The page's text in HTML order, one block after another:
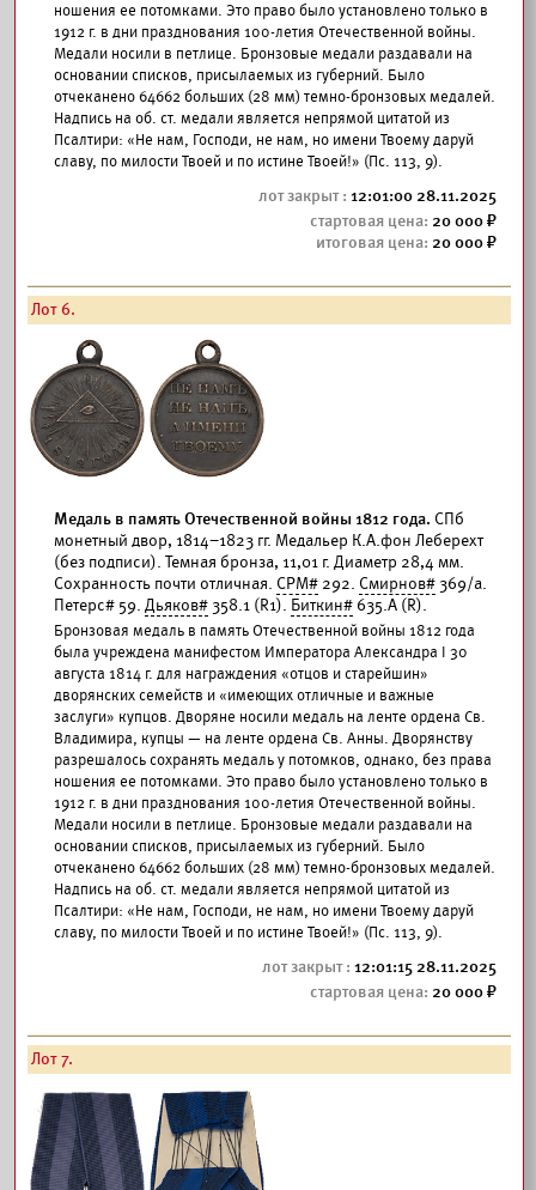
ношения ее потомками. Это право было установлено только в
1912 г. в дни празднования 100-летия Отечественной войны.
Медали носили в петлице. Бронзовые медали раздавали на
основании списков, присылаемых из губерний. Было
отчеканено 64662 больших (28 мм) темно-бронзовых медалей.
Надпись на об. ст. медали является непрямой цитатой из
Псалтири: «Не нам, Господи, не нам, но имени Твоему даруй
славу, по милости Твоей и по истине Твоей!» (Пс. 113, 9).
12:01:00 28.11.2025
20 000
20 000
Лот 6.
Медаль в память Отечественной войны 1812 года. СПб
монетный двор, 1814–1823 гг. Медальер К.А.фон Леберехт
(без подписи). Темная бронза, 11,01 г. Диаметр 28,4 мм.
Сохранность почти отличная. СРМ# 292. Смирнов#369/а.
Петерс# 59. Дьяков#358.1 (R1). Биткин# 635.А (R).
Бронзовая медаль в память Отечественной войны 1812 года
была учреждена манифестом Императора Александра I 30
августа 1814 г. для награждения «отцов и старейшин»
дворянских семейств и «имеющих отличные и важные
заслуги» купцов. Дворяне носили медаль на ленте ордена Св.
Владимира, купцы — на ленте ордена Св. Анны. Дворянству
разрешалось сохранять медаль у потомков, однако, без права
ношения ее потомками. Это право было установлено только в
1912 г. в дни празднования 100-летия Отечественной войны.
Медали носили в петлице. Бронзовые медали раздавали на
основании списков, присылаемых из губерний. Было
отчеканено 64662 больших (28 мм) темно-бронзовых медалей.
Надпись на об. ст. медали является непрямой цитатой из
Псалтири: «Не нам, Господи, не нам, но имени Твоему даруй
славу, по милости Твоей и по истине Твоей!» (Пс. 113, 9).
12:01:15 28.11.2025
20 000
Лот 7.